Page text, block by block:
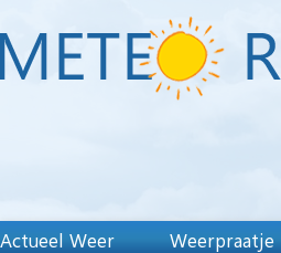
Actueel Weer Weerpraatje